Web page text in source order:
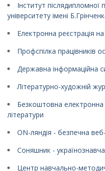
Інститут післядипломної
університету імені
Електронна реєстрація на
Профспілка працівників
Державна інформаційна
Літературно-художній
Безкоштовна електронна
літератури
ON-ляндія - безпечна
Соняшник -
Центр навчально-